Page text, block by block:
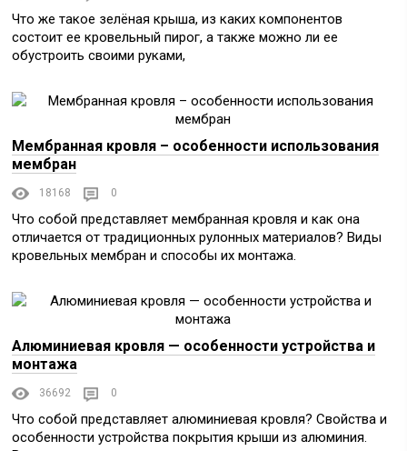
Что же такое зелёная крыша, из каких компонентов
состоит ее кровельный пирог, а также можно ли ее
обустроить своими руками,
Мембранная кровля – особенности использования
мембран
18168 0
Что собой представляет мембранная кровля и как она
отличается от традиционных рулонных материалов? Виды
кровельных мембран и способы их монтажа.
Алюминиевая кровля — особенности устройства и
монтажа
36692 0
Что собой представляет алюминиевая кровля? Свойства и
особенности устройства покрытия крыши из алюминия.